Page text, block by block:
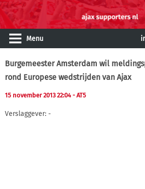
Menu
Burgemeester Amsterdam wil
rond Europese wedstrijden van Ajax
15 november 2013 22:04 - AT5
Verslaggever: -